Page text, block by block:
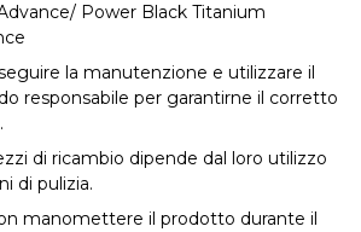
Power Black Titanium
la manutenzione e utilizzare il
responsabile per garantirne il corretto
di ricambio dipende dal loro utilizzo
di pulizia.
manomettere il prodotto durante il